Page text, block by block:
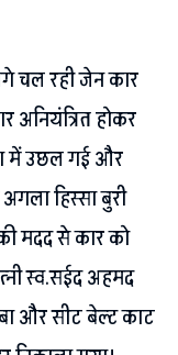
चल रही जेन कार
होकर
में उछल गई और
हिस्सा बुरी
मदद से कार को
स्व.सईद अहमद
और सीट बेल्ट काट